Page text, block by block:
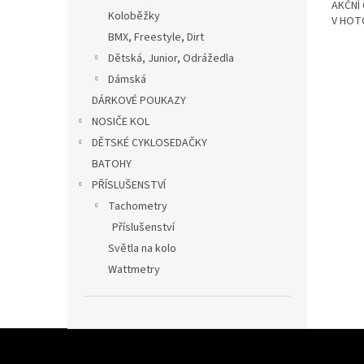
Koloběžky
BMX, Freestyle, Dirt
Dětská, Junior, Odrážedla
Dámská
DÁRKOVÉ POUKAZY
NOSIČE KOL
DĚTSKÉ CYKLOSEDAČKY
BATOHY
PŘÍSLUŠENSTVÍ
Tachometry
Příslušenství
Světla na kolo
Wattmetry
AKČNÍ
V